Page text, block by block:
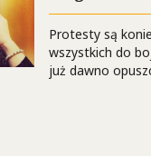
Protesty są
wszystkich do
już dawno